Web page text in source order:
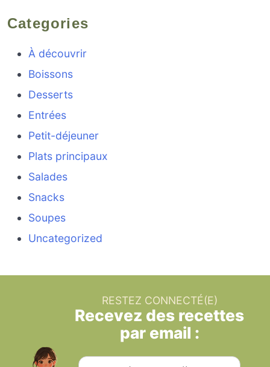
Categories
À découvrir
Boissons
Desserts
Entrées
Petit-déjeuner
Plats principaux
Salades
Snacks
Soupes
Uncategorized
RESTEZ CONNECTÉ(E)
Recevez des recettes
par email :